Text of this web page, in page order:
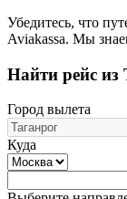
Убедитесь, что
Aviakassa. Мы
Найти рейс из
Город вылета
Куда